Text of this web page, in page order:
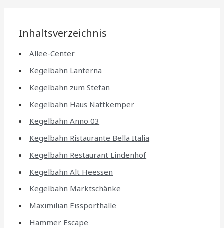
Inhaltsverzeichnis
Allee-Center
Kegelbahn Lanterna
Kegelbahn zum Stefan
Kegelbahn Haus Nattkemper
Kegelbahn Anno 03
Kegelbahn Ristaurante Bella Italia
Kegelbahn Restaurant Lindenhof
Kegelbahn Alt Heessen
Kegelbahn Marktschänke
Maximilian Eissporthalle
Hammer Escape